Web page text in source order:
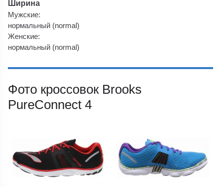
Ширина
Мужские:
нормальный (normal)
Женские:
нормальный (normal)
Фото кроссовок Brooks
PureConnect 4